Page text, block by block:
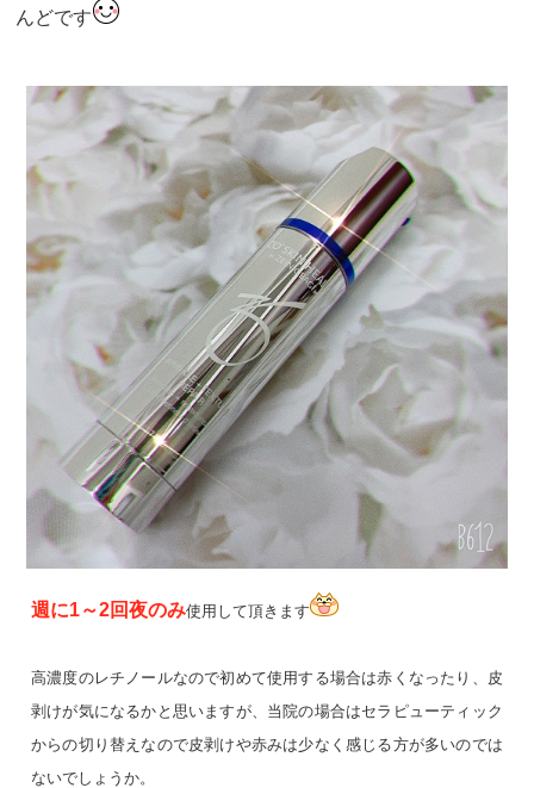
んどです
週に1～2回夜のみ使用して頂きます
高濃度のレチノールなので初めて使用する場合は赤くなったり、皮
剥けが気になるかと思いますが、当院の場合はセラピューティック
からの切り替えなので皮剥けや赤みは少なく感じる方が多いのでは
ないでしょうか。